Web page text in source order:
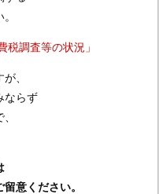
税調査等の状況」
、
ならず
意ください。